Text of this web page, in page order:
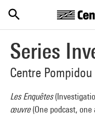
Series
Centre
Les Enquêtes
œuvre(One podcast,